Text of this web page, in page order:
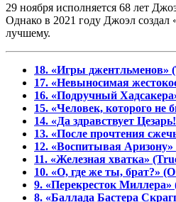
29 ноября исполняется 68 лет
Однако в 2021 году Джоэл создал
лучшему.
18. «Игры джентльменов»
17. «Невыносимая
16. «Подручный
15. «Человек, которого не
14. «Да здравствует
13. «После прочтения
12. «Воспитывая
11. «Железная хватка»
10. «О, где же ты, брат?»
9. «Перекресток Миллера»
8. «Баллада Бастера